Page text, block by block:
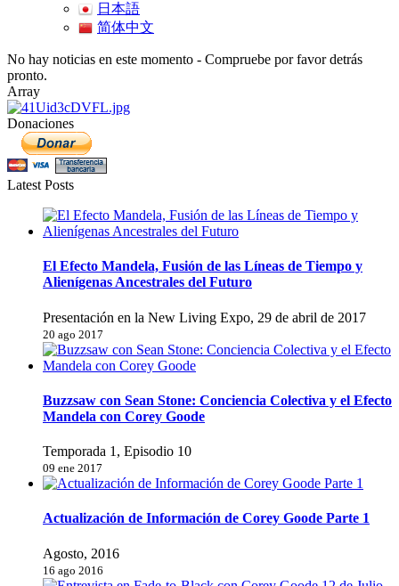
日本語
简体中文
No hay noticias en este momento - Compruebe por favor detrás
pronto.
Array
Donaciones
Latest Posts
El Efecto Mandela, Fusión de las Líneas de Tiempo y
Alienígenas Ancestrales del Futuro
Presentación en la New Living Expo, 29 de abril de 2017
20 ago 2017
Buzzsaw con Sean Stone: Conciencia Colectiva y el Efecto
Mandela con Corey Goode
Temporada 1, Episodio 10
09 ene 2017
Actualización de Información de Corey Goode Parte 1
Agosto, 2016
16 ago 2016